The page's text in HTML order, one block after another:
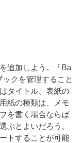
追加しよう。「Ba
クを管理すること
タイトル、表紙の
紙の種類は、メモ
を書く場合ならば
ぶとよいだろう。
トすることが可能